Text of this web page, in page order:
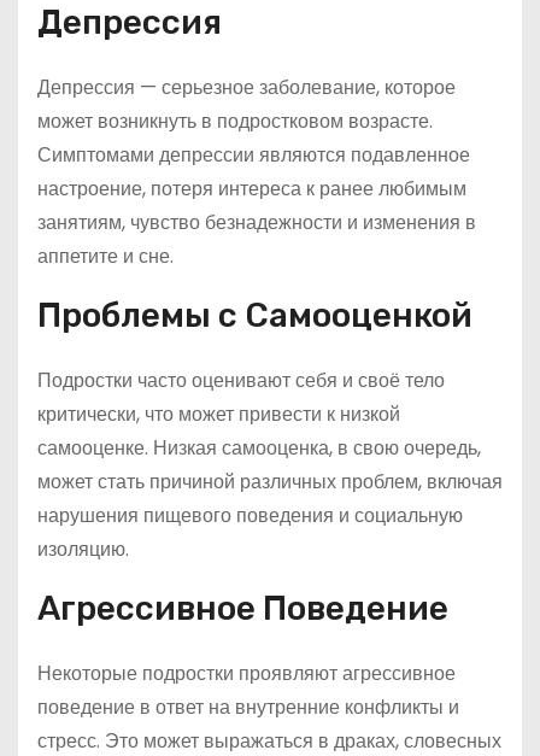
Депрессия
Депрессия — серьезное заболевание, которое
может возникнуть в подростковом возрасте.
Симптомами депрессии являются подавленное
настроение, потеря интереса к ранее любимым
занятиям, чувство безнадежности и изменения в
аппетите и сне.
Проблемы с Самооценкой
Подростки часто оценивают себя и своё тело
критически, что может привести к низкой
самооценке. Низкая самооценка, в свою очередь,
может стать причиной различных проблем, включая
нарушения пищевого поведения и социальную
изоляцию.
Агрессивное Поведение
Некоторые подростки проявляют агрессивное
поведение в ответ на внутренние конфликты и
стресс. Это может выражаться в драках, словесных